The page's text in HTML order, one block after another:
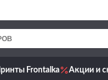
Frontalka Акции и